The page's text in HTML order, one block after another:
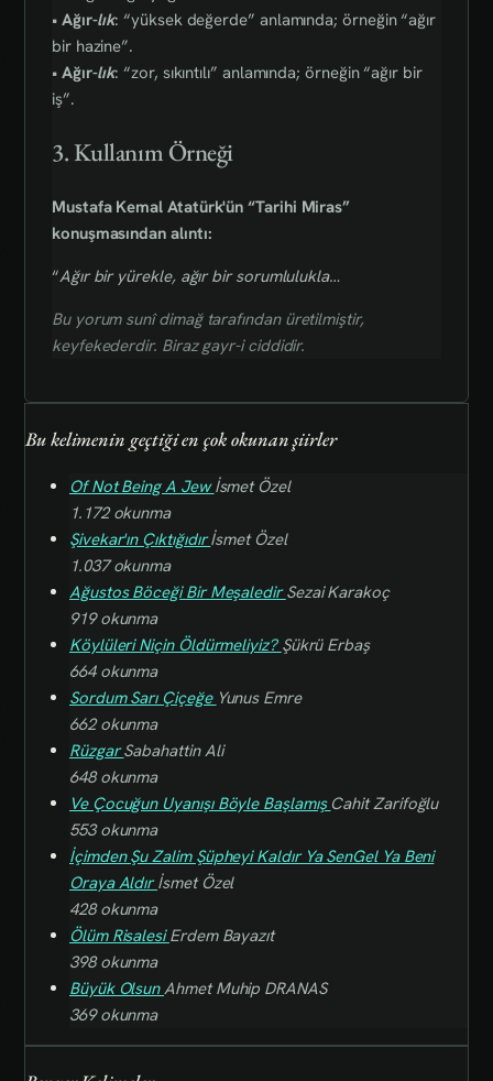
• Ağır-lık: “yüksek değerde” anlamında; örneğin “ağır
bir hazine”.
• Ağır-lık: “zor, sıkıntılı” anlamında; örneğin “ağır bir
iş”.
3. Kullanım Örneği
Mustafa Kemal Atatürk'ün “Tarihi Miras”
konuşmasından alıntı:
“Ağır bir yürekle, ağır bir sorumlulukla…
Bu yorum sunî dimağ tarafından üretilmiştir,
keyfekederdir. Biraz gayr-i ciddidir.
Bu kelimenin geçtiği en çok okunan şiirler
Of Not Being A Jewİsmet Özel
1.172 okunma
Şivekar'ın Çıktığıdırİsmet Özel
1.037 okunma
Ağustos Böceği Bir MeşaledirSezai Karakoç
919 okunma
Köylüleri Niçin Öldürmeliyiz? Şükrü Erbaş
664 okunma
Sordum Sarı Çiçeğe Yunus Emre
662 okunma
RüzgarSabahattin Ali
648 okunma
Ve Çocuğun Uyanışı Böyle Başlamış Cahit Zarifoğlu
553 okunma
İçimden Şu Zalim Şüpheyi Kaldır Ya SenGel Ya Beni
Oraya Aldırİsmet Özel
428 okunma
Ölüm RisalesiErdem Bayazıt
398 okunma
Büyük OlsunAhmet Muhip DRANAS
369 okunma